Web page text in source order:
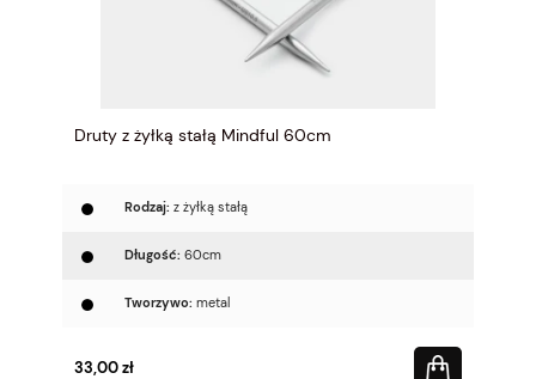
Druty z żyłką stałą Mindful 60cm
Rodzaj: z żyłką stałą
Długość: 60cm
Tworzywo: metal
33,00 zł